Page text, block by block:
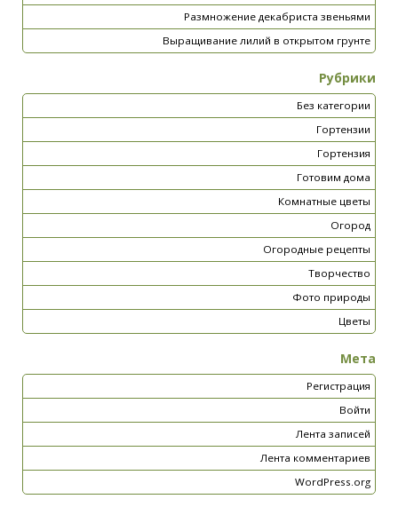
Размножение декабриста звеньями
Выращивание лилий в открытом грунте
Рубрики
Без категории
Гортензии
Гортензия
Готовим дома
Комнатные цветы
Огород
Огородные рецепты
Творчество
Фото природы
Цветы
Мета
Регистрация
Войти
Лента записей
Лента комментариев
WordPress.org